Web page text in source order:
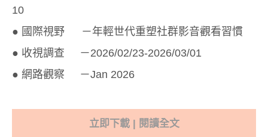
10
● 國際視野 －年輕世代重塑社群影音觀看習慣
● 收視調查 －2026/02/23-2026/03/01
● 網路觀察 －Jan 2026
立即下載 | 閱讀全文